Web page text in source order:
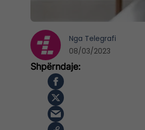
Nga Telegrafi
08/03/2023